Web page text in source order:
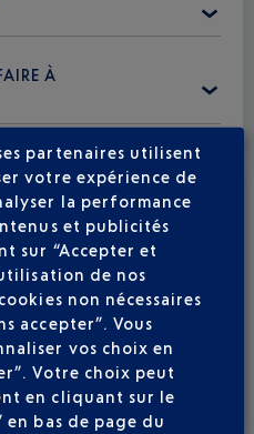
À
Voir la carte
partenaires utilisent
votre expérience de
la performance
et publicités
sur “Accepter et
de nos
non nécessaires
accepter”. Vous
vos choix en
Votre choix peut
en cliquant sur le
en bas de page du